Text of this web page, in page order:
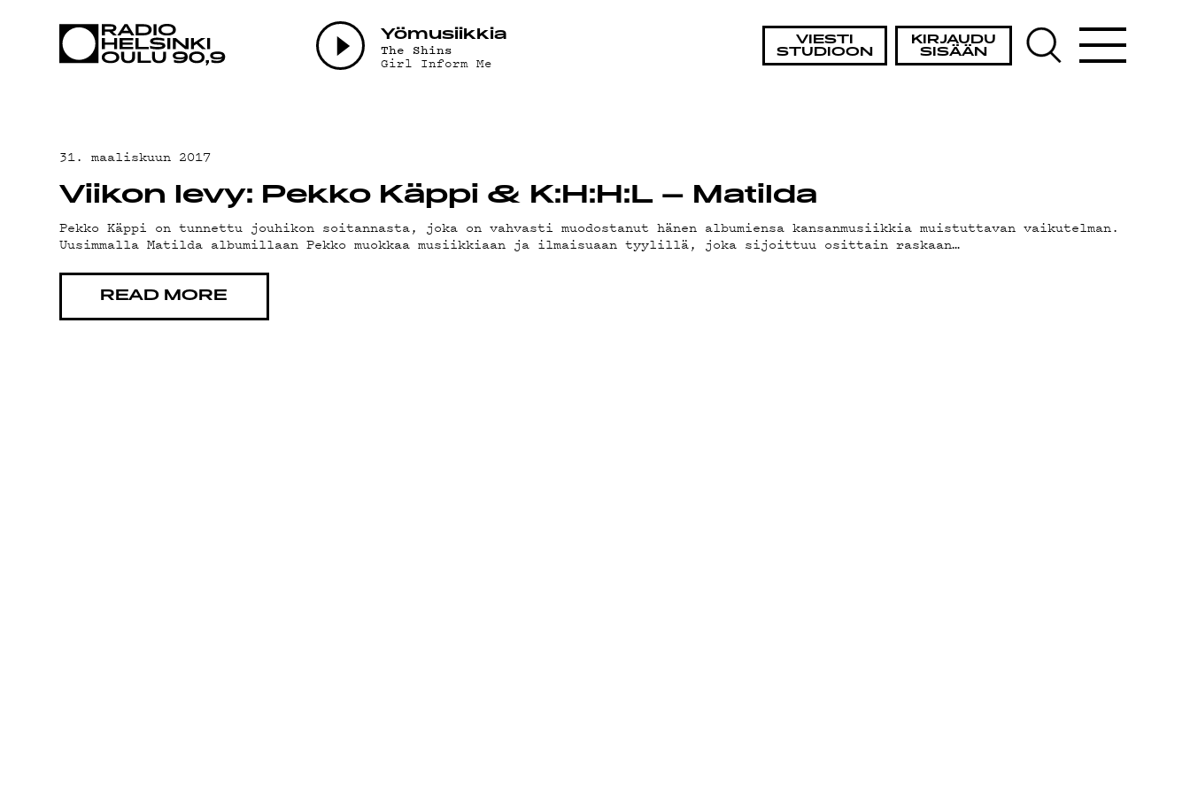
VIESTI
STUDIOON
KIRJAUDU
SISÄÄN
Yö­mu­siik­kia
The Shins
Girl Inform Me
AJANKOHTAISTA
TEKIJÄT
ON-DEMAND
PODCAST
31. maaliskuun 2017
Viikon levy: Pekko Käppi & K:H:H:L – Matilda
Pekko Käppi on tunnettu jouhikon soitannasta, joka on vahvasti muodostanut hänen albumiensa kansanmusiikkia muistuttavan vaikutelman.
Uusimmalla Matilda albumillaan Pekko muokkaa musiikkiaan ja ilmaisuaan tyylillä, joka sijoittuu osittain raskaan…
READ MORE